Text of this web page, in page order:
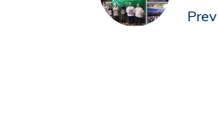
Prev